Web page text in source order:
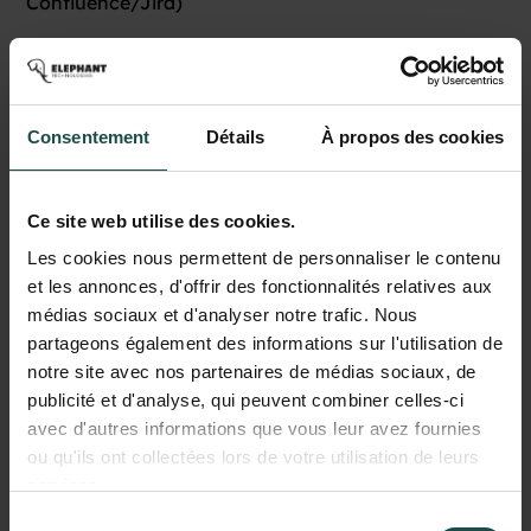
Consentement Détails À propos des cookies
Ce site web utilise des cookies.
Les cookies nous permettent de personnaliser le contenu
et les annonces, d'offrir des fonctionnalités relatives aux
médias sociaux et d'analyser notre trafic. Nous
partageons également des informations sur l'utilisation de
notre site avec nos partenaires de médias sociaux, de
publicité et d'analyse, qui peuvent combiner celles-ci
avec d'autres informations que vous leur avez fournies
ou qu'ils ont collectées lors de votre utilisation de leurs
Tricentis qTest
multi-méthodologies, reporting complet
• Points faibles: moins intégré à Jira, coût élevé
• Intégration Jira: ❌ (plugin)
• Automatisation
: oui
• Gestion des exigences: avancée
• Échelle de prix: €€